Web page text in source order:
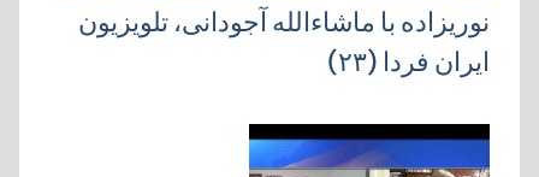
نوریزاده با ماشاءالله آجودانی، تلویزیون
ایران فردا (۲۳)